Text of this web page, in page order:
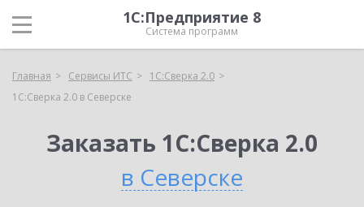
1С:Предприятие 8
Система программ
Главная Сервисы ИТС
1С:Сверка 2.0
1С:Сверка 2.0 в Северске
Заказать 1С:Сверка 2.0
в Северске